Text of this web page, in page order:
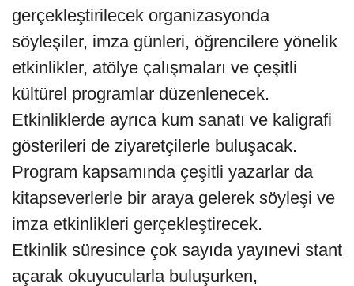
gerçekleştirilecek organizasyonda
söyleşiler, imza günleri, öğrencilere yönelik
etkinlikler, atölye çalışmaları ve çeşitli
kültürel programlar düzenlenecek.
Etkinliklerde ayrıca kum sanatı ve kaligrafi
gösterileri de ziyaretçilerle buluşacak.
Program kapsamında çeşitli yazarlar da
kitapseverlerle bir araya gelerek söyleşi ve
imza etkinlikleri gerçekleştirecek.
Etkinlik süresince çok sayıda yayınevi stant
açarak okuyucularla buluşurken,